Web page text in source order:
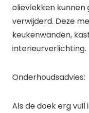
olievlekken kunnen
verwijderd. Deze
keukenwanden,
interieurverlichting.
Onderhoudsadvies:
Als de doek erg vuil